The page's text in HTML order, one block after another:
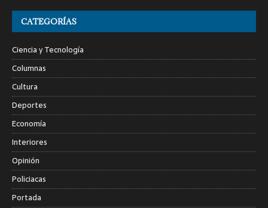
CATEGORÍAS
Ciencia y Tecnología
Columnas
Cultura
Deportes
Economía
Interiores
Opinión
Policiacas
Portada